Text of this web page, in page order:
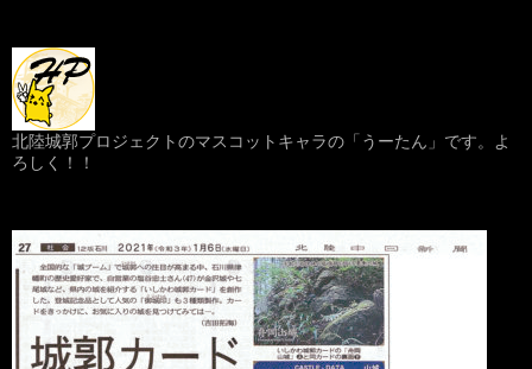
北陸城郭プロジェクトのマスコットキャラの「うーたん」です。よ
ろしく！！